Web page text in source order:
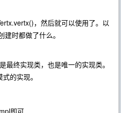
，然后就可以使用了。以
时都做了什么。
最终实现类，也是唯一的实现类。
的实现。
即可